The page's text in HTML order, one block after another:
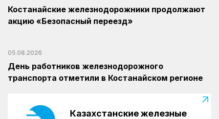
Костанайские железнодорожники продолжают
акцию «Безопасный переезд»
05.08.2026
День работников железнодорожного
транспорта отметили в Костанайском регионе
Казахстанские железные